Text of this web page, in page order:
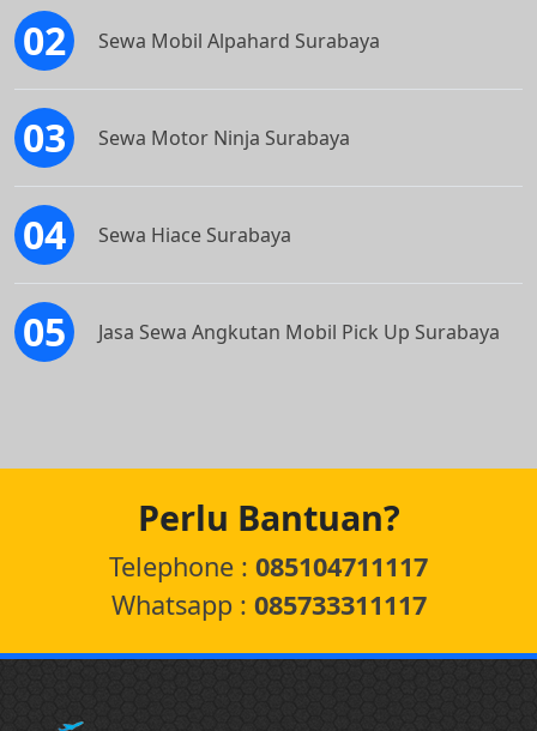
Sewa Mobil Alpahard Surabaya
Sewa Motor Ninja Surabaya
Sewa Hiace Surabaya
Jasa Sewa Angkutan Mobil Pick Up Surabaya
Perlu Bantuan?
Telephone : 085104711117
Whatsapp : 085733311117